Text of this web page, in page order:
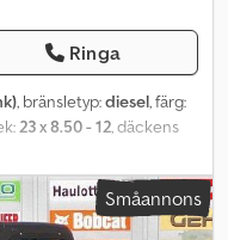
Ringa
, bränsletyp:diesel, färg:
23 x 8.50 - 12, däckens
, Kompaktlastare
1 268 kg, 3-cylindrig
hk / 17,20 kW vid 3 000
Småannons